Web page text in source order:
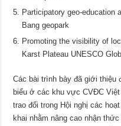
Participatory geo-education
Bang geopark
Promoting the visibility of
Karst Plateau UNESCO
Các bài trình bày đã giới thiệu
biểu ở các khu vực CVĐC
trao đổi trong Hội nghị các
khai nhằm nâng cao nhận